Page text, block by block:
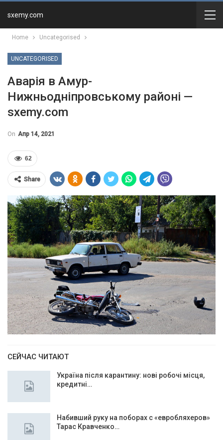
sxemy.com
Home Uncategorised
UNCATEGORISED
Аварія в Амур-
Нижньодніпровському районі —
sxemy.com
On Апр 14, 2021
62
Share
СЕЙЧАС ЧИТАЮТ
Україна після карантину: нові робочі місця,
кредитні…
Набивший руку на поборах с «евробляхеров»
Тарас Кравченко…